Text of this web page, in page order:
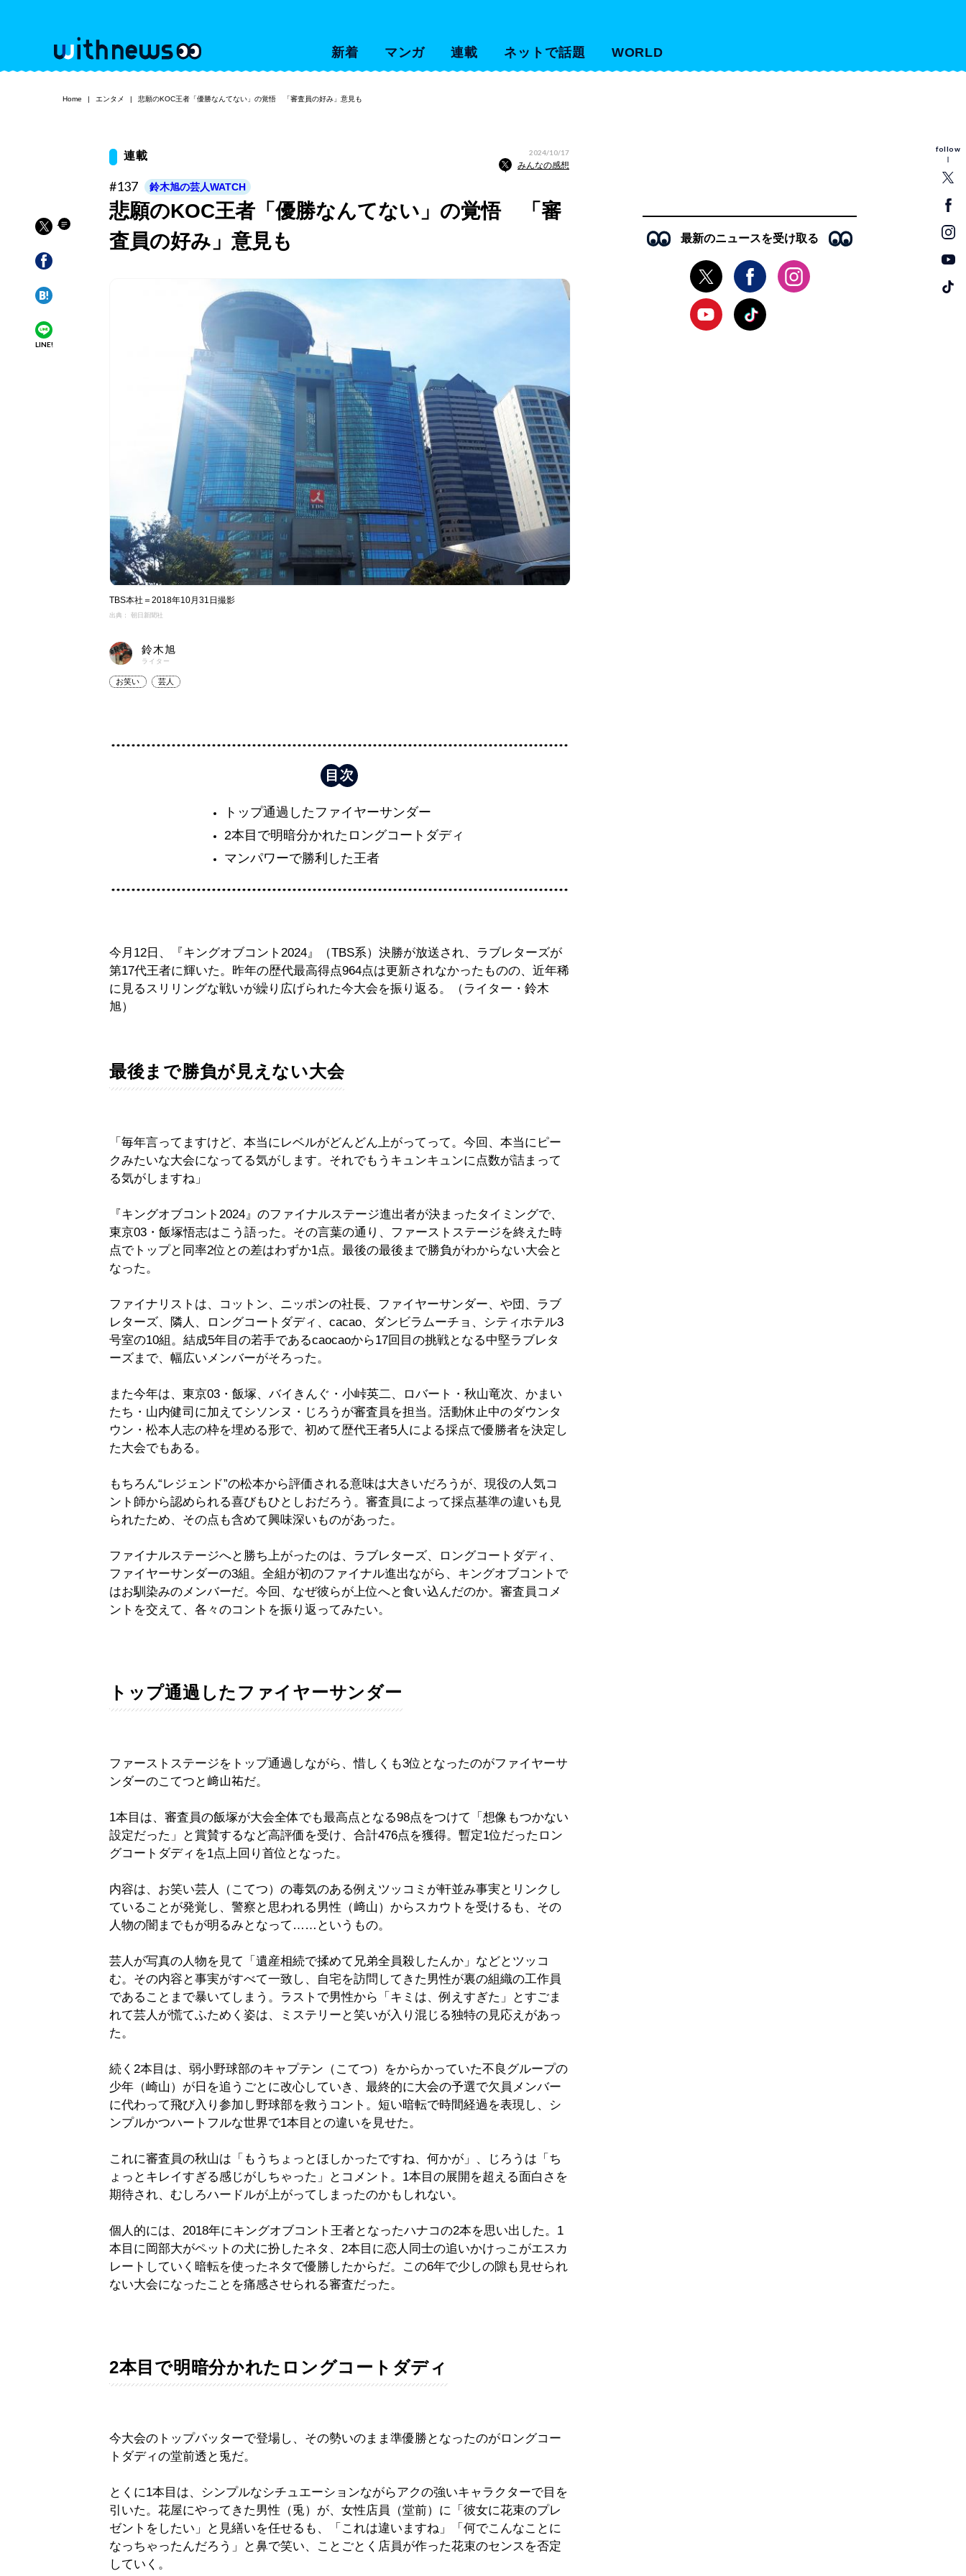
新着 マンガ 連載 ネットで話題 WORLD
follow
Home エンタメ 悲願のKOC王者「優勝なんてない」の覚悟 「審査員の好み」意見も
LINE!
連載 2024/10/17
みんなの感想
#137 鈴木旭の芸人WATCH
悲願のKOC王者「優勝なんてない」の覚悟 「審
査員の好み」意見も
TBS本社＝2018年10月31日撮影
出典： 朝日新聞社
鈴木旭
ライター
お笑い 芸人
トップ通過したファイヤーサンダー
2本目で明暗分かれたロングコートダディ
マンパワーで勝利した王者
今月12日、『キングオブコント2024』（TBS系）決勝が放送され、ラブレターズが
第17代王者に輝いた。昨年の歴代最高得点964点は更新されなかったものの、近年稀
に見るスリリングな戦いが繰り広げられた今大会を振り返る。（ライター・鈴木
旭）
最後まで勝負が見えない大会
「毎年言ってますけど、本当にレベルがどんどん上がってって。今回、本当にピー
クみたいな大会になってる気がします。それでもうキュンキュンに点数が詰まって
る気がしますね」
『キングオブコント2024』のファイナルステージ進出者が決まったタイミングで、
東京03・飯塚悟志はこう語った。その言葉の通り、ファーストステージを終えた時
点でトップと同率2位との差はわずか1点。最後の最後まで勝負がわからない大会と
なった。
ファイナリストは、コットン、ニッポンの社長、ファイヤーサンダー、や団、ラブ
レターズ、隣人、ロングコートダディ、cacao、ダンビラムーチョ、シティホテル3
号室の10組。結成5年目の若手であるcaocaoから17回目の挑戦となる中堅ラブレタ
ーズまで、幅広いメンバーがそろった。
また今年は、東京03・飯塚、バイきんぐ・小峠英二、ロバート・秋山竜次、かまい
たち・山内健司に加えてシソンヌ・じろうが審査員を担当。活動休止中のダウンタ
ウン・松本人志の枠を埋める形で、初めて歴代王者5人による採点で優勝者を決定し
た大会でもある。
もちろん“レジェンド”の松本から評価される意味は大きいだろうが、現役の人気コ
ント師から認められる喜びもひとしおだろう。審査員によって採点基準の違いも見
られたため、その点も含めて興味深いものがあった。
ファイナルステージへと勝ち上がったのは、ラブレターズ、ロングコートダディ、
ファイヤーサンダーの3組。全組が初のファイナル進出ながら、キングオブコントで
はお馴染みのメンバーだ。今回、なぜ彼らが上位へと食い込んだのか。審査員コメ
ントを交えて、各々のコントを振り返ってみたい。
トップ通過したファイヤーサンダー
ファーストステージをトップ通過しながら、惜しくも3位となったのがファイヤーサ
ンダーのこてつと﨑山祐だ。
1本目は、審査員の飯塚が大会全体でも最高点となる98点をつけて「想像もつかない
設定だった」と賞賛するなど高評価を受け、合計476点を獲得。暫定1位だったロン
グコートダディを1点上回り首位となった。
内容は、お笑い芸人（こてつ）の毒気のある例えツッコミが軒並み事実とリンクし
ていることが発覚し、警察と思われる男性（﨑山）からスカウトを受けるも、その
人物の闇までもが明るみとなって……というもの。
芸人が写真の人物を見て「遺産相続で揉めて兄弟全員殺したんか」などとツッコ
む。その内容と事実がすべて一致し、自宅を訪問してきた男性が裏の組織の工作員
であることまで暴いてしまう。ラストで男性から「キミは、例えすぎた」とすごま
れて芸人が慌てふためく姿は、ミステリーと笑いが入り混じる独特の見応えがあっ
た。
続く2本目は、弱小野球部のキャプテン（こてつ）をからかっていた不良グループの
少年（崎山）が日を追うごとに改心していき、最終的に大会の予選で欠員メンバー
に代わって飛び入り参加し野球部を救うコント。短い暗転で時間経過を表現し、シ
ンプルかつハートフルな世界で1本目との違いを見せた。
これに審査員の秋山は「もうちょっとほしかったですね、何かが」、じろうは「ち
ょっとキレイすぎる感じがしちゃった」とコメント。1本目の展開を超える面白さを
期待され、むしろハードルが上がってしまったのかもしれない。
個人的には、2018年にキングオブコント王者となったハナコの2本を思い出した。1
本目に岡部大がペットの犬に扮したネタ、2本目に恋人同士の追いかけっこがエスカ
レートしていく暗転を使ったネタで優勝したからだ。この6年で少しの隙も見せられ
ない大会になったことを痛感させられる審査だった。
2本目で明暗分かれたロングコートダディ
今大会のトップバッターで登場し、その勢いのまま準優勝となったのがロングコー
トダディの堂前透と兎だ。
とくに1本目は、シンプルなシチュエーションながらアクの強いキャラクターで目を
引いた。花屋にやってきた男性（兎）が、女性店員（堂前）に「彼女に花束のプレ
ゼントをしたい」と見繕いを任せるも、「これは違いますね」「何でこんなことに
なっちゃったんだろう」と鼻で笑い、ことごとく店員が作った花束のセンスを否定
していく。
最新のニュースを受け取る